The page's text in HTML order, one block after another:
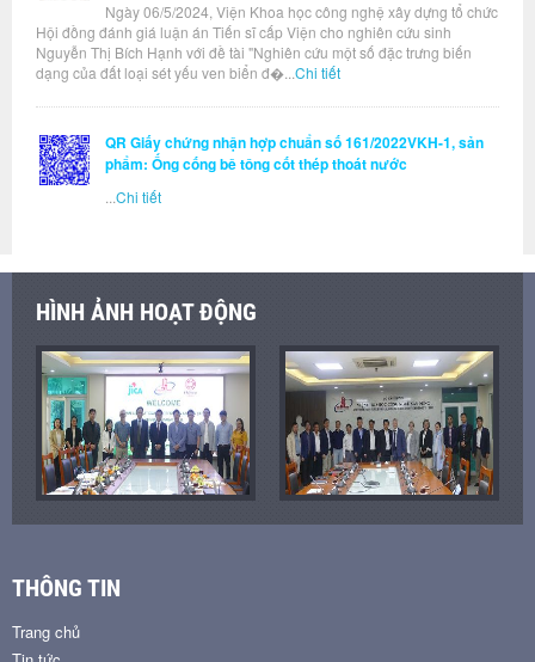
Ngày 06/5/2024, Viện Khoa học công nghệ xây dựng tổ chức
Hội đồng đánh giá luận án Tiến sĩ cấp Viện cho nghiên cứu sinh
Nguyễn Thị Bích Hạnh với đề tài "Nghiên cứu một số đặc trưng biến
dạng của đất loại sét yếu ven biển đ�... Chi tiết
QR Giấy chứng nhận hợp chuẩn số 161/2022VKH-1, sản
phẩm: Ống cống bê tông cốt thép thoát nước
Chi tiết
HÌNH ẢNH HOẠT ĐỘNG
THÔNG TIN
Trang chủ